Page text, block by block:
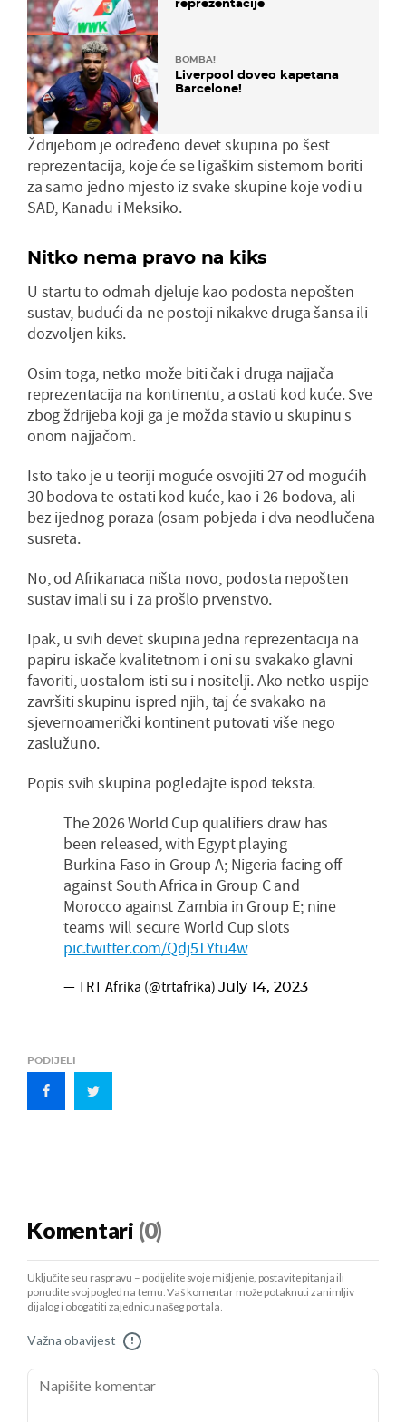
BOMBA!
Liverpool doveo kapetana
Barcelone!
Ždrijebom je određeno devet skupina po šest
reprezentacija, koje će se ligaškim sistemom boriti
za samo jedno mjesto iz svake skupine koje vodi u
SAD, Kanadu i Meksiko.
Nitko nema pravo na kiks
U startu to odmah djeluje kao podosta nepošten
sustav, budući da ne postoji nikakve druga šansa ili
dozvoljen kiks.
Osim toga, netko može biti čak i druga najjača
reprezentacija na kontinentu, a ostati kod kuće. Sve
zbog ždrijeba koji ga je možda stavio u skupinu s
onom najjačom.
Isto tako je u teoriji moguće osvojiti 27 od mogućih
30 bodova te ostati kod kuće, kao i 26 bodova, ali
bez ijednog poraza (osam pobjeda i dva neodlučena
susreta.
No, od Afrikanaca ništa novo, podosta nepošten
sustav imali su i za prošlo prvenstvo.
Ipak, u svih devet skupina jedna reprezentacija na
papiru iskače kvalitetnom i oni su svakako glavni
favoriti, uostalom isti su i nositelji. Ako netko uspije
završiti skupinu ispred njih, taj će svakako na
sjevernoamerički kontinent putovati više nego
zaslužuno.
Popis svih skupina pogledajte ispod teksta.
The 2026 World Cup qualifiers draw has
been released, with Egypt playing
Burkina Faso in Group A; Nigeria facing off
against South Africa in Group C and
Morocco against Zambia in Group E; nine
teams will secure World Cup slots
pic.twitter.com/Qdj5TYtu4w
— TRT Afrika (@trtafrika) July 14, 2023
PODIJELI
Komentari (0)
Uključite se u raspravu – podijelite svoje mišljenje, postavite pitanja ili
ponudite svoj pogled na temu. Vaš komentar može potaknuti zanimljiv
dijalog i obogatiti zajednicu našeg portala.
Važna obavijest !